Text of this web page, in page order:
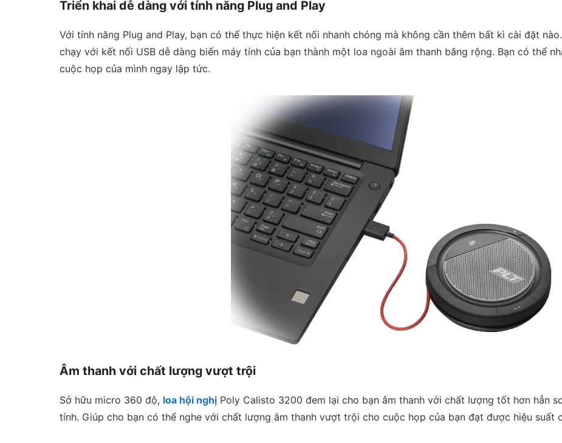
Triển khai dễ dàng với tính năng Plug and Play
Với tính năng Plug and Play, bạn có thể thực hiện kết nối nhanh chóng mà không cần thêm bất kì cài đặt
chạy với kết nối USB dễ dàng biến máy tính của bạn thành một loa ngoài âm thanh băng rộng. Bạn có thể
cuộc họp của mình ngay lập tức.
Âm thanh với chất lượng vượt trội
Sở hữu micro 360 độ, loa hội nghị Poly Calisto 3200 đem lại cho bạn âm thanh với chất lượng tốt hơn hẳn
tính. Giúp cho bạn có thể nghe với chất lượng âm thanh vượt trội cho cuộc họp của bạn đạt được hiệu suất